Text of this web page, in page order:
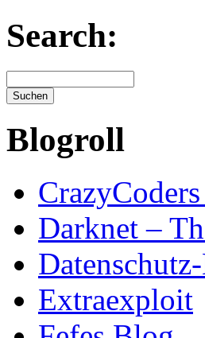
Search:
Blogroll
Darknet –
Extraexploit